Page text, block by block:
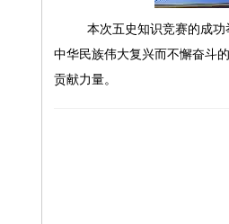
本次五史知识竞赛的成
中华民族伟大复兴而不懈奋斗
贡献力量。